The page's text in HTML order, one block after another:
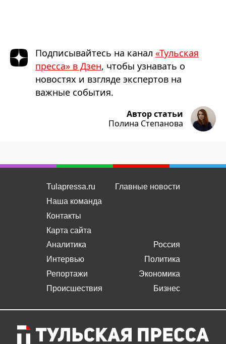
Подписывайтесь на канал «Тульская
пресса» в Дзен, чтобы узнавать о
новостях и взгляде экспертов на
важные события.
Автор статьи
Полина Степанова
Tulapressa.ru
Наша команда
Контакты
Карта сайта
Главные новости
Аналитика
Интервью
Репортажи
Происшествия
Россия
Политика
Экономика
Бизнес